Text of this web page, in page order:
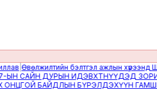
Өвөлжилтийн бэлтгэл ажлын хүрээнд Шадар
ДУРЫН ИДЭВХТНҮҮДЭД
БАЙДЛЫН БҮРЭЛДЭХҮҮН ГАМШГААС